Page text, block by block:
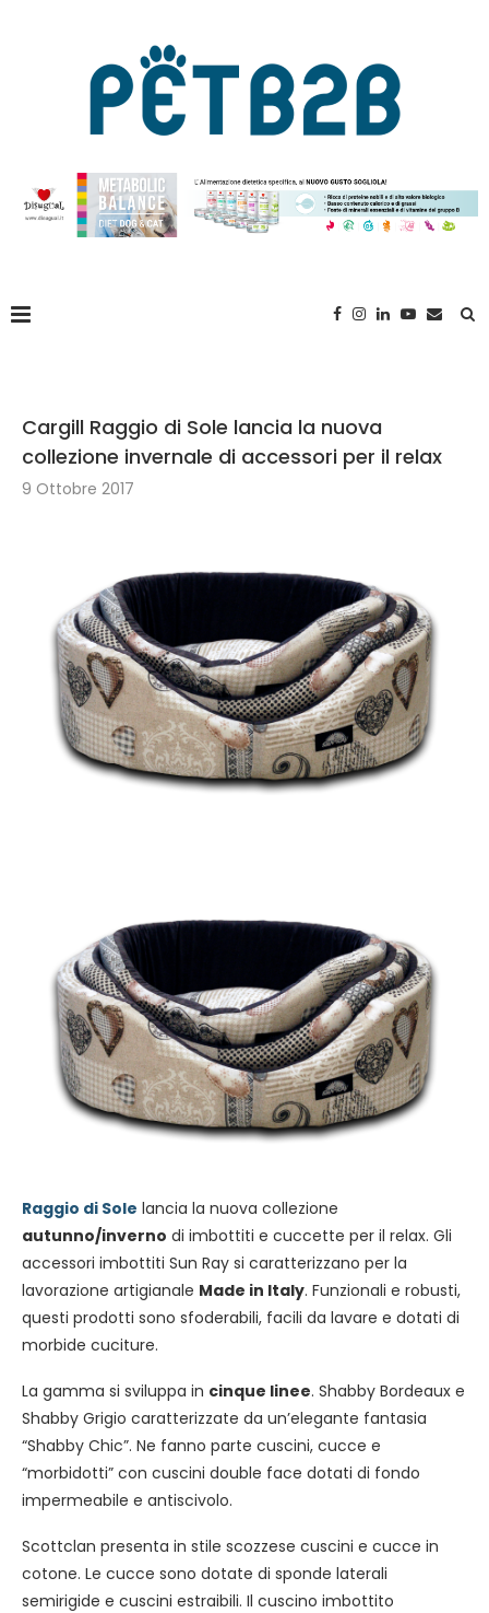
Cargill Raggio di Sole lancia la nuova
collezione invernale di accessori per il relax
9 Ottobre 2017
Raggio di Sole lancia la nuova collezione
autunno/inverno di imbottiti e cuccette per il relax. Gli
accessori imbottiti Sun Ray si caratterizzano per la
lavorazione artigianale Made in Italy. Funzionali e robusti,
questi prodotti sono sfoderabili, facili da lavare e dotati di
morbide cuciture.
La gamma si sviluppa in cinque linee. Shabby Bordeaux e
Shabby Grigio caratterizzate da un’elegante fantasia
“Shabby Chic”. Ne fanno parte cuscini, cucce e
“morbidotti” con cuscini double face dotati di fondo
impermeabile e antiscivolo.
Scottclan presenta in stile scozzese cuscini e cucce in
cotone. Le cucce sono dotate di sponde laterali
semirigide e cuscini estraibili. Il cuscino imbottito